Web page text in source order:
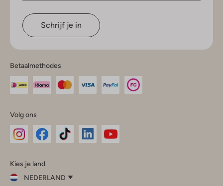
Schrijf je in
Betaalmethodes
Volg ons
InstagramFacebook
Kies je land
NEDERLAND